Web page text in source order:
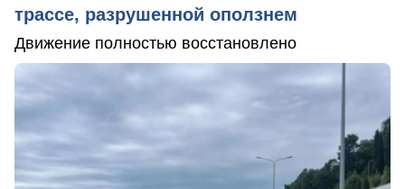
трассе, разрушенной оползнем
Движение полностью восстановлено